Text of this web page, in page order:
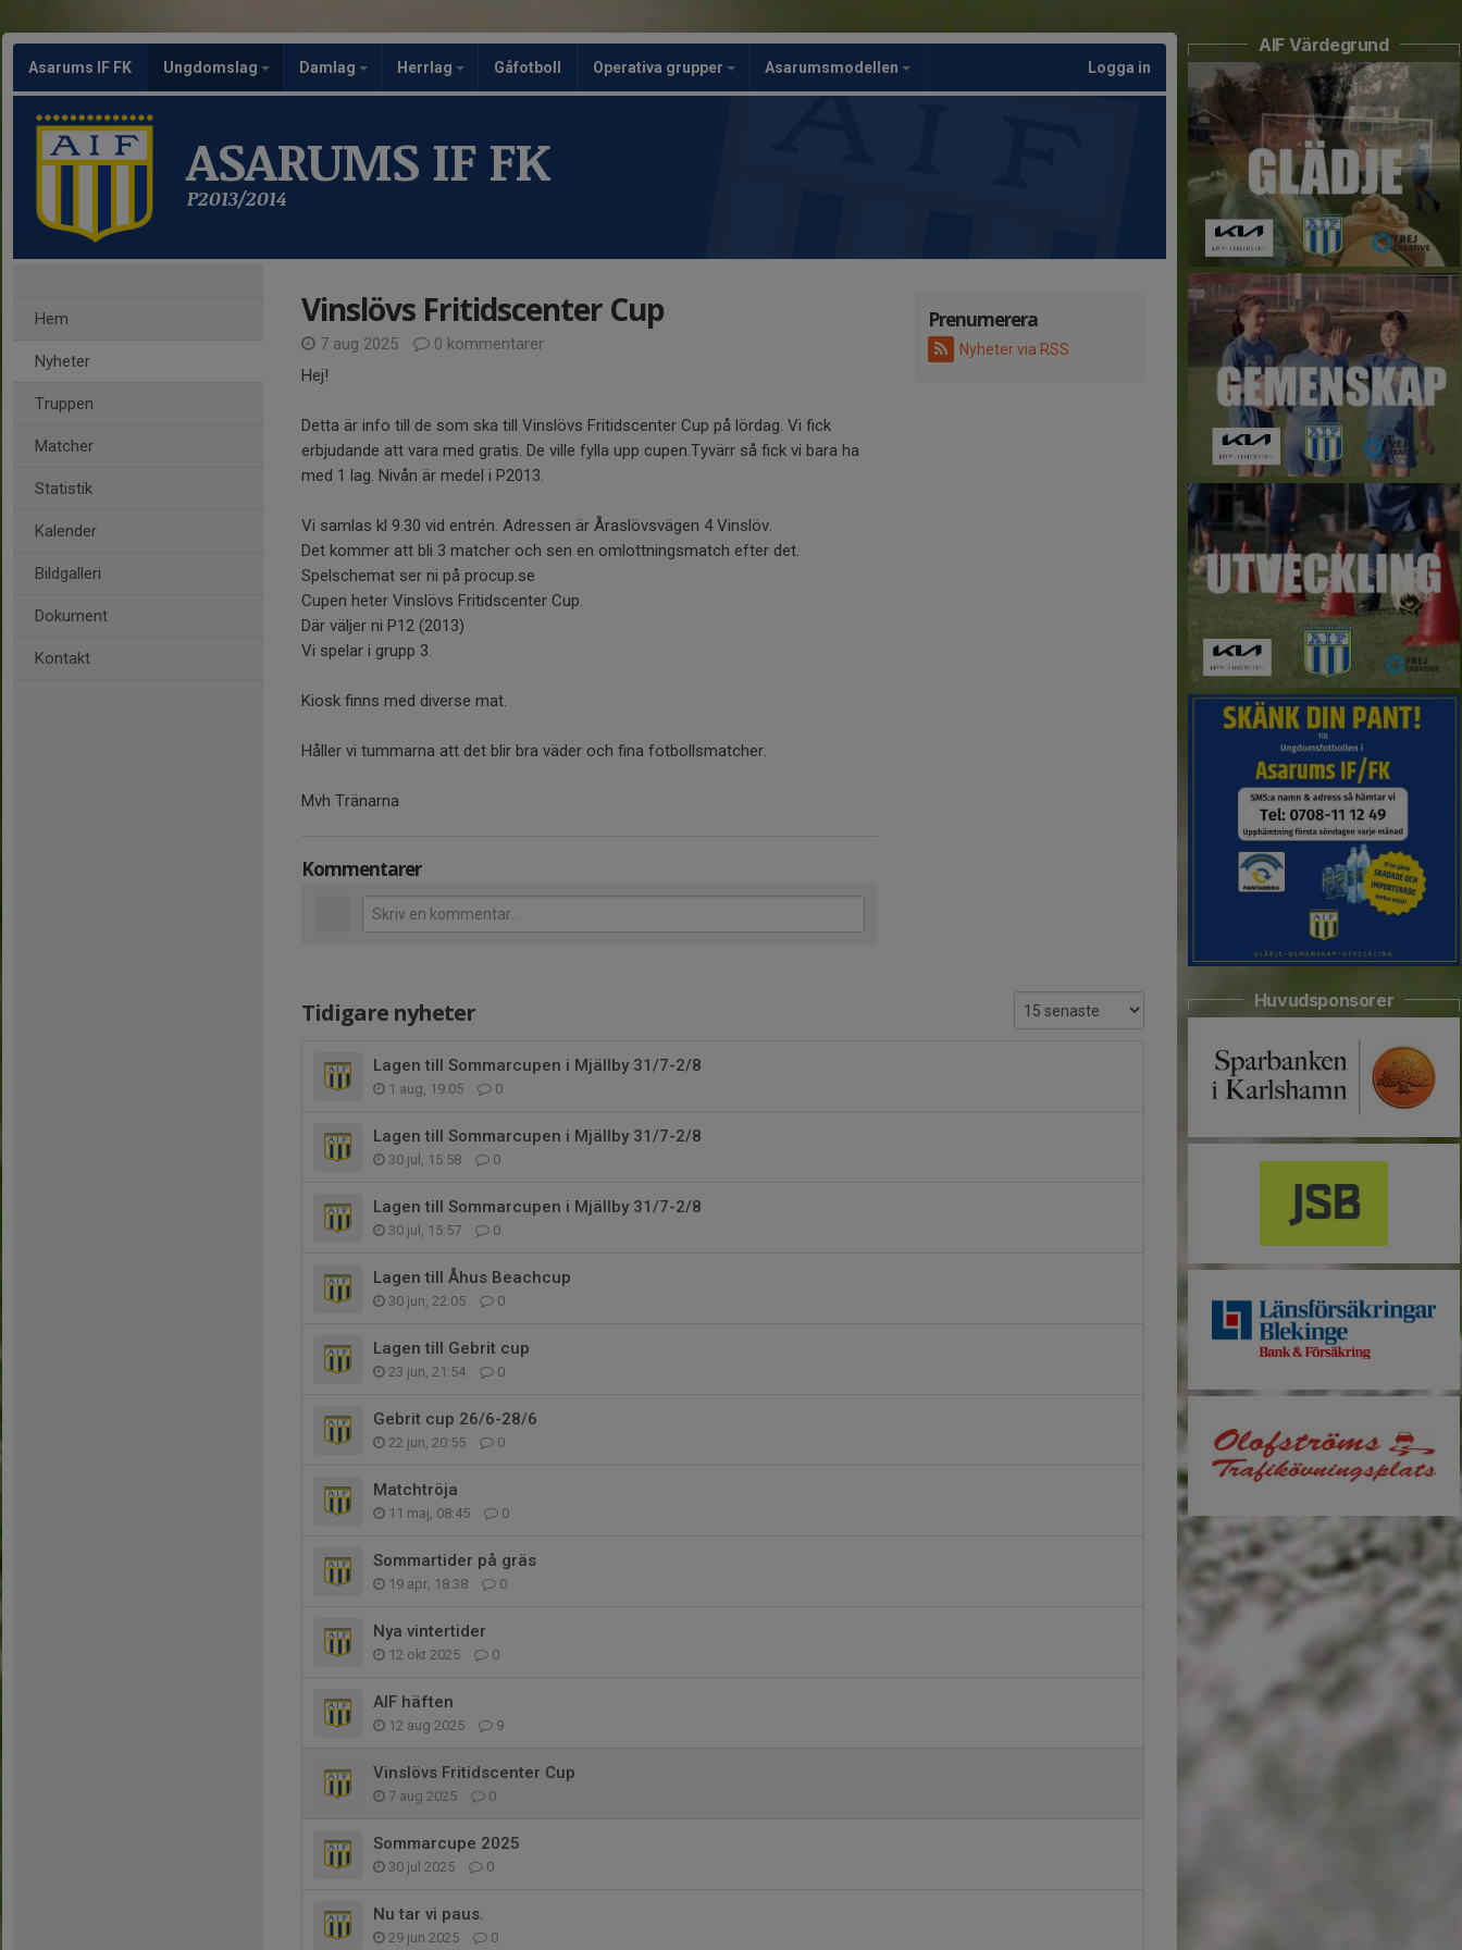
Asarums IF FK Ungdomslag Damlag Herrlag Gåfotboll Operativa grupper Asarumsmodellen Logga in
ASARUMS IF FK
P2013/2014
Hem
Nyheter
Truppen
Matcher
Statistik
Kalender
Bildgalleri
Dokument
Kontakt
Prenumerera
Nyheter via RSS
Vinslövs Fritidscenter Cup
7 aug 2025
0 kommentarer
Hej!
Detta är info till de som ska till Vinslövs Fritidscenter Cup på lördag. Vi fick
erbjudande att vara med gratis. De ville fylla upp cupen.Tyvärr så fick vi bara ha
med 1 lag. Nivån är medel i P2013.
Vi samlas kl 9.30 vid entrén. Adressen är Åraslövsvägen 4 Vinslöv.
Det kommer att bli 3 matcher och sen en omlottningsmatch efter det.
Spelschemat ser ni på procup.se
Cupen heter Vinslövs Fritidscenter Cup.
Där väljer ni P12 (2013)
Vi spelar i grupp 3.
Kiosk finns med diverse mat.
Håller vi tummarna att det blir bra väder och fina fotbollsmatcher.
Mvh Tränarna
Kommentarer
Tidigare nyheter
Lagen till Sommarcupen i Mjällby 31/7-2/8
1 aug, 19:05 0
Lagen till Sommarcupen i Mjällby 31/7-2/8
30 jul, 15:58 0
Lagen till Sommarcupen i Mjällby 31/7-2/8
30 jul, 15:57 0
Lagen till Åhus Beachcup
30 jun, 22:05 0
Lagen till Gebrit cup
23 jun, 21:54 0
Gebrit cup 26/6-28/6
22 jun, 20:55 0
Matchtröja
11 maj, 08:45 0
Sommartider på gräs
19 apr, 18:38 0
Nya vintertider
12 okt 2025 0
AIF häften
12 aug 2025 9
Vinslövs Fritidscenter Cup
7 aug 2025 0
Sommarcupe 2025
30 jul 2025 0
Nu tar vi paus.
29 jun 2025 0
AIF Värdegrund
Huvudsponsorer